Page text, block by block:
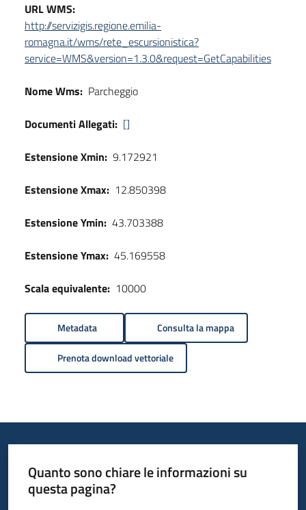
URL WMS:
http://servizigis.regione.emilia-
romagna.it/wms/rete_escursionistica?
service=WMS&version=1.3.0&request=GetCapabilities
Nome Wms: Parcheggio
Documenti Allegati: []
Estensione Xmin: 9.172921
Estensione Xmax: 12.850398
Estensione Ymin: 43.703388
Estensione Ymax: 45.169558
Scala equivalente: 10000
Metadata Consulta la mappa
Prenota download vettoriale
Quanto sono chiare le informazioni su
questa pagina?